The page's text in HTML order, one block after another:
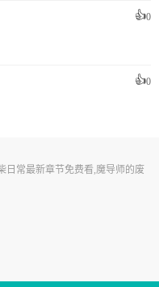
👍0
👍0
日常最新章节免费看,魔导师的废